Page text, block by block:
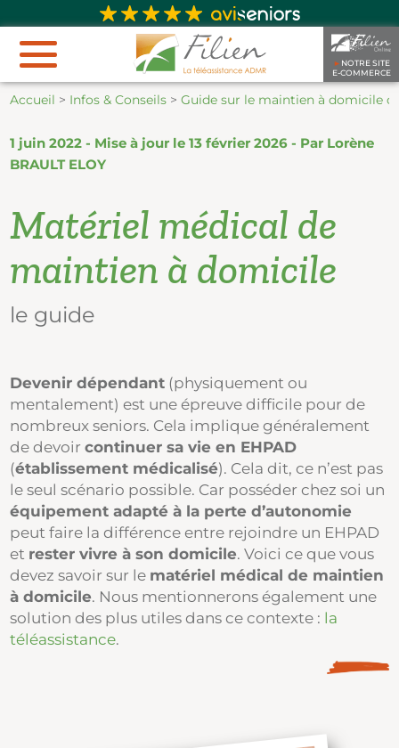
► NOTRE SITE
E-COMMERCE
Accueil > Infos & Conseils >Guide sur le maintien à domicile
1 juin 2022 - Mise à jour le 13 février 2026 - Par Lorène
BRAULT ELOY
Matériel médical de
maintien à domicile
le guide
Devenir dépendant (physiquement ou
mentalement) est une épreuve difficile pour de
nombreux seniors. Cela implique généralement
de devoircontinuer sa vie en EHPAD
(établissement médicalisé). Cela dit, ce n’est pas
le seul scénario possible. Car posséder chez soi un
équipement adapté à la perte d’autonomie
peut faire la différence entre rejoindre un EHPAD
et rester vivre à son domicile. Voici ce que vous
devez savoir sur le matériel médical de maintien
à domicile. Nous mentionnerons également une
solution des plus utiles dans ce contexte : la
téléassistance.